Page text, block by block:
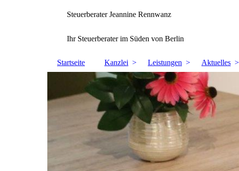
Steuerberater Jeannine Rennwanz
Ihr Steuerberater im Süden von Berlin
Startseite Kanzlei Leistungen Aktuelles